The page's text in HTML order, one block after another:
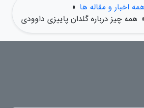
همه اخبار و مقاله ها »
» همه چیز درباره گلدان پاییزی داوودی